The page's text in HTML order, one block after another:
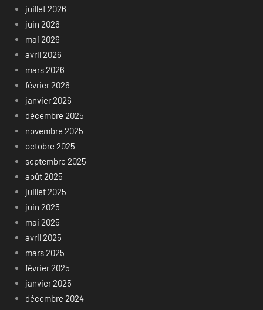
juillet 2026
juin 2026
mai 2026
avril 2026
mars 2026
février 2026
janvier 2026
décembre 2025
novembre 2025
octobre 2025
septembre 2025
août 2025
juillet 2025
juin 2025
mai 2025
avril 2025
mars 2025
février 2025
janvier 2025
décembre 2024